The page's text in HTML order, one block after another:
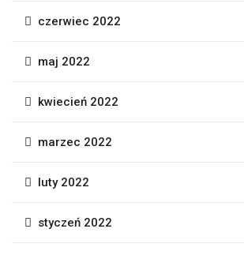
czerwiec 2022
maj 2022
kwiecień 2022
marzec 2022
luty 2022
styczeń 2022